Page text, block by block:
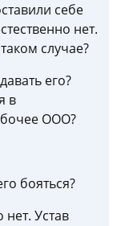
себе
нет.
случае?
его?
в
ООО?
бояться?
нет. Устав